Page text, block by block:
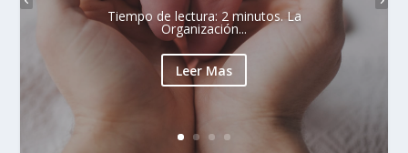
Tiempo de lectura: 2 minutos. La
Organización...
Leer Mas